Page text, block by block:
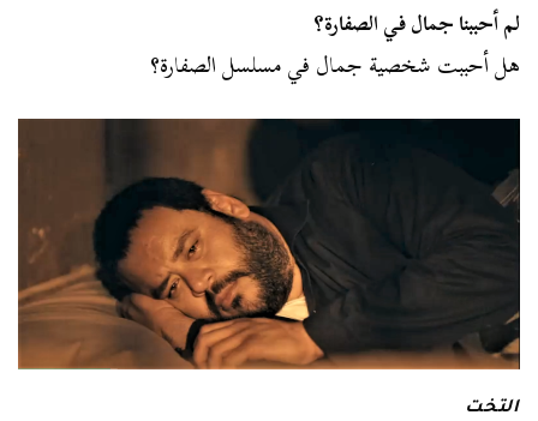
لم أحببنا جمال في الصفارة؟
هل أحببت شخصية جمال في مسلسل الصفارة؟
التخت